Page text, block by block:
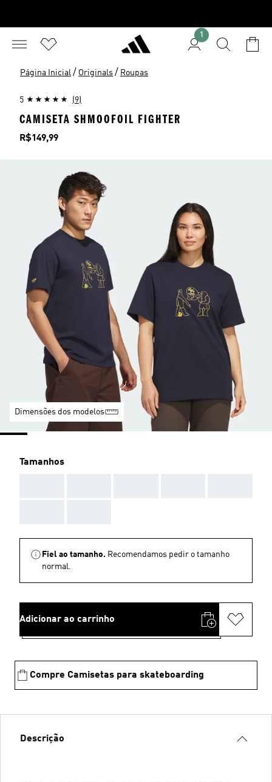
1
Página Inicial / Originals / Roupas
5 (9)
CAMISETA SHMOOFOIL FIGHTER
Preço
R$149,99
Dimensões dos modelos
Tamanhos
Fiel ao tamanho. Recomendamos pedir o tamanho
normal.
Adicionar ao carrinho
Compre Camisetas para skateboarding
Descrição